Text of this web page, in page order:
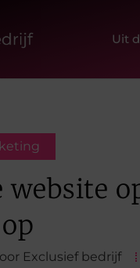
Uit
website
Exclusief bedrijf